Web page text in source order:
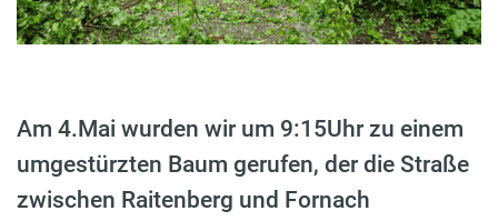
Am 4.Mai wurden wir um 9:15Uhr zu einem
umgestürzten Baum gerufen, der die Straße
zwischen Raitenberg und Fornach